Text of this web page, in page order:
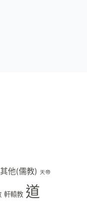
其他(儒教) 天帝
軒轅教 道